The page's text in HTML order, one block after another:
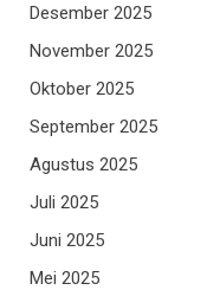
Desember 2025
November 2025
Oktober 2025
September 2025
Agustus 2025
Juli 2025
Juni 2025
Mei 2025